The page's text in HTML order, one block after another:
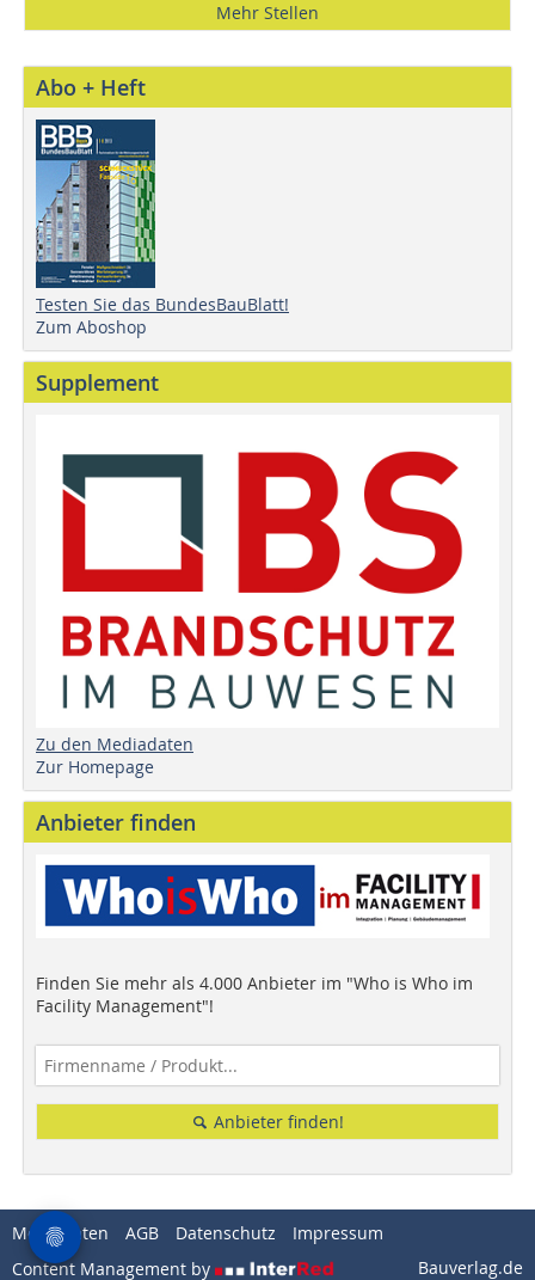
Mehr Stellen
Abo + Heft
Testen Sie das BundesBauBlatt!
Zum Aboshop
Supplement
Zu den Mediadaten
Zur Homepage
Anbieter finden
Finden Sie mehr als 4.000 Anbieter im "Who is Who im
Facility Management"!
Anbieter finden!
Mediadaten AGB Datenschutz
Impressum
Content Management by
Bauverlag.de